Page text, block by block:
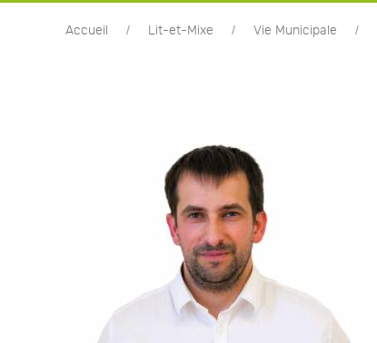
Accueil Lit-et-Mixe Vie Municipale